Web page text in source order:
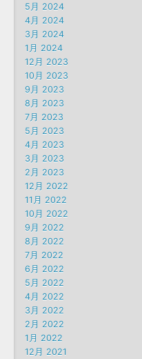
5月 2024
4月 2024
3月 2024
1月 2024
12月 2023
10月 2023
9月 2023
8月 2023
7月 2023
5月 2023
4月 2023
3月 2023
2月 2023
12月 2022
11月 2022
10月 2022
9月 2022
8月 2022
7月 2022
6月 2022
5月 2022
4月 2022
3月 2022
2月 2022
1月 2022
12月 2021